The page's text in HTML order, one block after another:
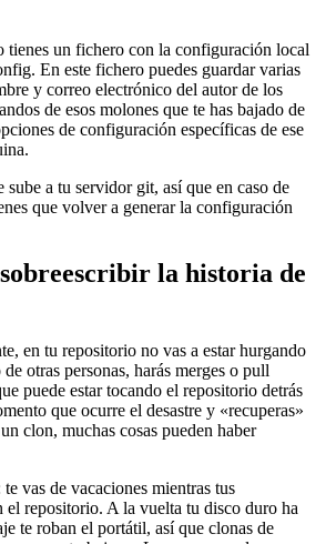
tienes un fichero con la configuración local
En este fichero puedes guardar varias
y correo electrónico del autor de los
de esos molones que te has bajado de
de configuración específicas de ese
sube a tu servidor git, así que en caso de
que volver a generar la configuración
la historia de
en tu repositorio no vas a estar hurgando
otras personas, harás merges o pull
puede estar tocando el repositorio detrás
que ocurre el desastre y «recuperas»
clon, muchas cosas pueden haber
vas de vacaciones mientras tus
el repositorio. A la vuelta tu disco duro ha
te roban el portátil, así que clonas de